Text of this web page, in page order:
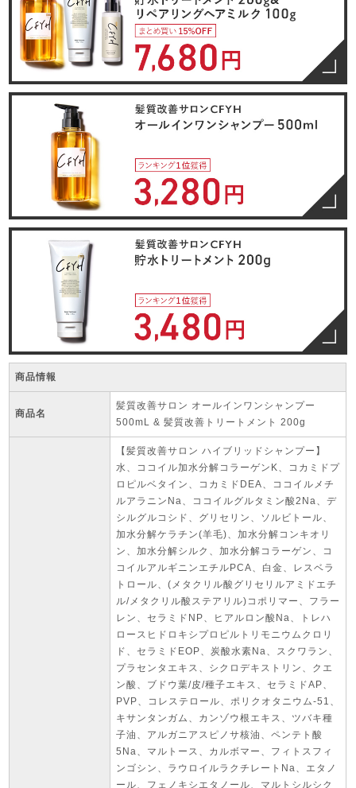
商品情報
商品名
髪質改善サロン オールインワンシャンプー
500mL & 髪質改善トリートメント 200g
【髪質改善サロン ハイブリッドシャンプー】
水、ココイル加水分解コラーゲンK、コカミドプ
ロピルベタイン、コカミドDEA、ココイルメチ
ルアラニンNa、ココイルグルタミン酸2Na、デ
シルグルコシド、グリセリン、ソルビトール、
加水分解ケラチン(羊毛)、加水分解コンキオリ
ン、加水分解シルク、加水分解コラーゲン、コ
コイルアルギニンエチルPCA、白金、レスベラ
トロール、(メタクリル酸グリセリルアミドエチ
ル/メタクリル酸ステアリル)コポリマー、フラー
レン、セラミドNP、ヒアルロン酸Na、トレハ
ロースヒドロキシプロピルトリモニウムクロリ
ド、セラミドEOP、炭酸水素Na、スクワラン、
プラセンタエキス、シクロデキストリン、クエ
ン酸、ブドウ葉/皮/種子エキス、セラミドAP、
PVP、コレステロール、ポリクオタニウム-51、
キサンタンガム、カンゾウ根エキス、ツバキ種
子油、アルガニアスピノサ核油、ペンテト酸
5Na、マルトース、カルボマー、フィトスフィ
ンゴシン、ラウロイルラクチレートNa、エタノ
ール、フェノキシエタノール、マルトシルシク